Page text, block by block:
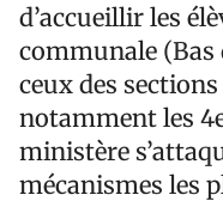
d’accueillir les
communale (Bas
ceux des
notamment les
ministère
mécanismes les